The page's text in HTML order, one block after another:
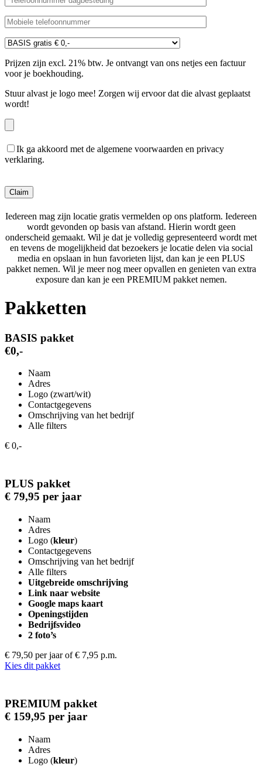
Prijzen zijn excl. 21% btw. Je ontvangt van ons netjes een factuur
voor je boekhouding.
Stuur alvast je logo mee! Zorgen wij ervoor dat die alvast geplaatst
wordt!
Ik ga akkoord met de algemene voorwaarden en privacy
verklaring.
Iedereen mag zijn locatie gratis vermelden op ons platform. Iedereen
wordt gevonden op basis van afstand. Hierin wordt geen
onderscheid gemaakt. Wil je dat je volledig gepresenteerd wordt met
en tevens de mogelijkheid dat bezoekers je locatie delen via social
media en opslaan in hun favorieten lijst, dan kan je een PLUS
pakket nemen. Wil je meer nog meer opvallen en genieten van extra
exposure dan kan je een PREMIUM pakket nemen.
Pakketten
BASIS pakket
€0,-
Naam
Adres
Logo (zwart/wit)
Contactgegevens
Omschrijving van het bedrijf
Alle filters
€ 0,-
PLUS pakket
€ 79,95 per jaar
Naam
Adres
Logo (kleur)
Contactgegevens
Omschrijving van het bedrijf
Alle filters
Uitgebreide omschrijving
Link naar website
Google maps kaart
Openingstijden
Bedrijfsvideo
2 foto’s
€ 79,50 per jaar of € 7,95 p.m.
Kies dit pakket
PREMIUM pakket
€ 159,95 per jaar
Naam
Adres
Logo (kleur)